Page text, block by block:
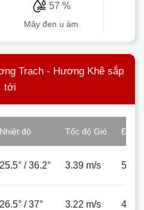
57 %
mây đen u ám
Trạch - Hương Khê sắp
tới
Nhiệt độ Tốc độ Gió Độ
25.5° /36.2° 3.39 m/s 54%
26.5° /37° 3.22 m/s 48%